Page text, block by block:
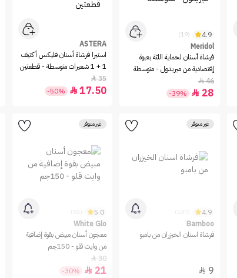
4.9
(19)
Meridol
فرشاة أسنان لحماية اللثة بعبوة
إقتصادية من ميريدول - متوسطة
46

28

-39%
ASTERA
استيرا فرشاة أسنان فليكس أكتيف
1 + 1 شعيرات متوسطة - قطعتين
35

17.50

-50%
غير متوفر
4.9
Bamboo
فرشاة اسنان الخيزران من بامبو
9

غير متوفر
5.0
White Glo
معجون أسنان مبيض بقوة إضافية
من وايت قلو - 150جم
30

21

-30%